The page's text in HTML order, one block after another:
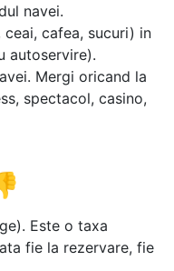
navei.
cafea, sucuri) in
autoservire).
Mergi oricand la
spectacol, casino,
Este o taxa
fie la rezervare, fie